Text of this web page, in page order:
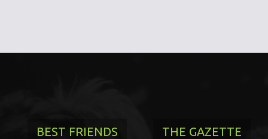
BEST FRIENDS THE GAZETTE